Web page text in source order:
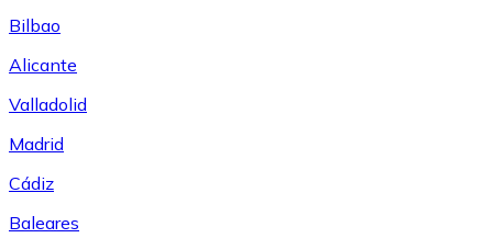
Bilbao
Alicante
Valladolid
Madrid
Cádiz
Baleares